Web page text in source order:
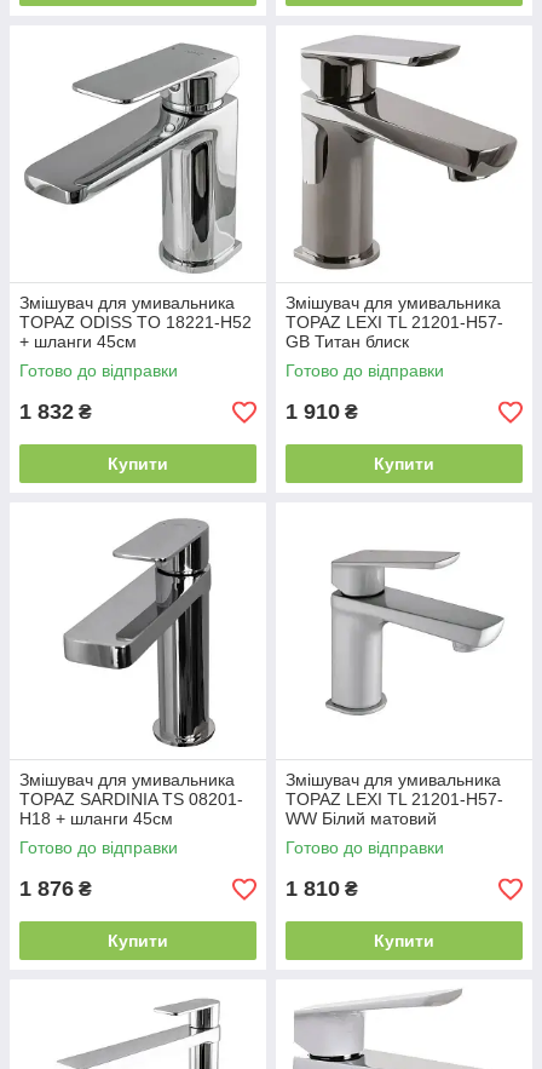
Змішувач для умивальника
TOPAZ ODISS TO 18221-H52
+ шланги 45см
Готово до відправки
1 832 ₴
Купити
Змішувач для умивальника
TOPAZ LEXI TL 21201-H57-
GB Титан блиск
Готово до відправки
1 910 ₴
Купити
Змішувач для умивальника
TOPAZ SARDINIA TS 08201-
H18 + шланги 45см
Готово до відправки
1 876 ₴
Купити
Змішувач для умивальника
TOPAZ LEXI TL 21201-H57-
WW Білий матовий
Готово до відправки
1 810 ₴
Купити